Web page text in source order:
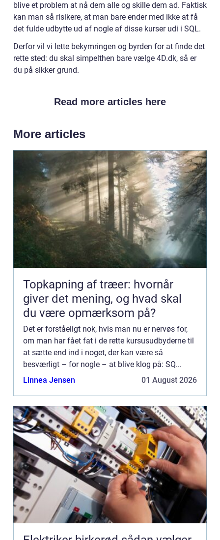
blive et problem at nå dem alle og skille dem ad. Faktisk
kan man så risikere, at man bare ender med ikke at få
det fulde udbytte ud af nogle af disse kurser udi i SQL.
Derfor vil vi lette bekymringen og byrden for at finde det
rette sted: du skal simpelthen bare vælge 4D.dk, så er
du på sikker grund.
Read more articles here
More articles
Topkapning af træer: hvornår
giver det mening, og hvad skal
du være opmærksom på?
Det er forståeligt nok, hvis man nu er nervøs for,
om man har fået fat i de rette kursusudbyderne til
at sætte end ind i noget, der kan være så
besværligt – for nogle – at blive klog på: SQ...
Linnea Jensen
01 August 2026